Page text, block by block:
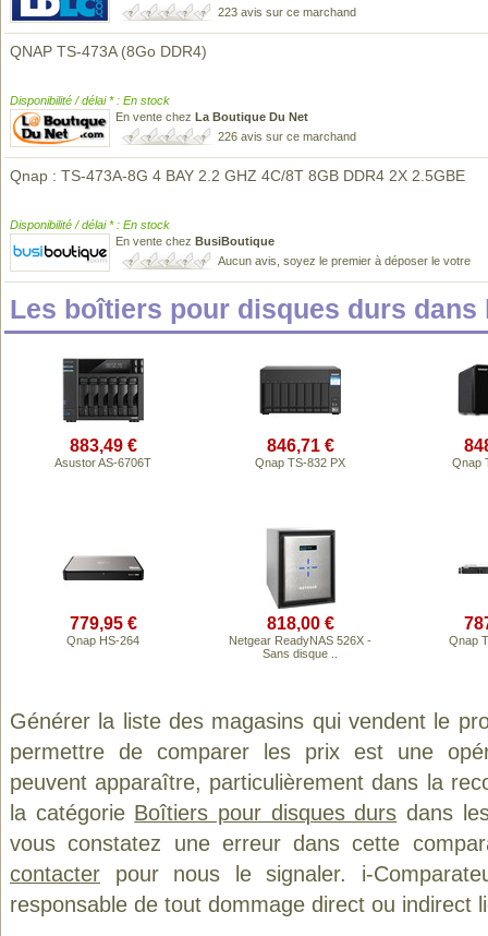
223 avis sur ce marchand
QNAP TS-473A (8Go DDR4)
Disponibilité / délai * : En stock
En vente chez La Boutique Du Net
226 avis sur ce marchand
Qnap : TS-473A-8G 4 BAY 2.2 GHZ 4C/8T 8GB DDR4 2X 2.5GBE
Disponibilité / délai * : En stock
En vente chez BusiBoutique
Aucun avis, soyez le premier à déposer le votre
Les boîtiers pour disques durs dans
883,49 €
Asustor AS-6706T
846,71 €
Qnap TS-832 PX Qnap
779,95 €
Qnap HS-264
818,00 €
Netgear ReadyNAS 526X -
Sans disque ..
Qnap
Générer la liste des magasins qui vendent le
permettre de comparer les prix est une
peuvent apparaître, particulièrement dans la
la catégorie Boîtiers pour disques durs dans
vous constatez une erreur dans cette
contacter pour nous le signaler. i-
responsable de tout dommage direct ou indirect